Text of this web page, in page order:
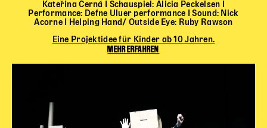
Kateřina Černá I Schauspiel: Alicia Peckelsen I
Performance: Defne Uluer performance I Sound: Nick
Acorne I Helping Hand/ Outside Eye: Ruby Rawson
Eine Projektidee für Kinder ab 10 Jahren.
MEHR ERFAHREN